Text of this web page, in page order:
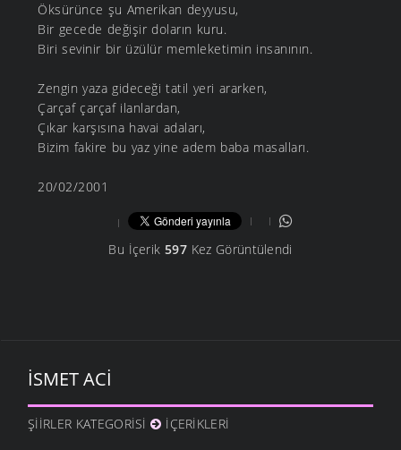
Öksürünce şu Amerikan deyyusu,
Bir gecede değişir doların kuru.
Biri sevinir bir üzülür memleketimin insanının.
Zengin yaza gideceği tatil yeri ararken,
Çarçaf çarçaf ilanlardan,
Çıkar karşısına havai adaları,
Bizim fakire bu yaz yine adem baba masalları.
20/02/2001
Bu İçerik 597Kez Görüntülendi
İSMET ACI
ŞIIRLER KATEGORISI İÇERIKLERI